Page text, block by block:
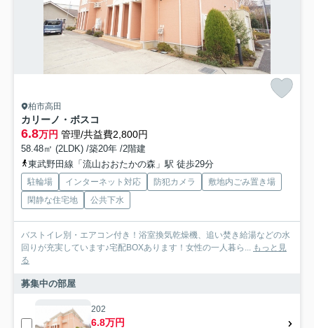
柏市高田
カリーノ・ボスコ
6.8万円 管理/共益費2,800円
58.48㎡ (2LDK) /築20年 /2階建
東武野田線「流山おおたかの森」駅 徒歩29分
駐輪場 インターネット対応 防犯カメラ
敷地内ごみ置き場
閑静な住宅地
公共下水
バストイレ別・エアコン付き！浴室換気乾燥機、追い焚き給湯などの水
回りが充実しています♪宅配BOXあります！女性の一人暮ら... もっと見
る
募集中の部屋
202
6.8万円